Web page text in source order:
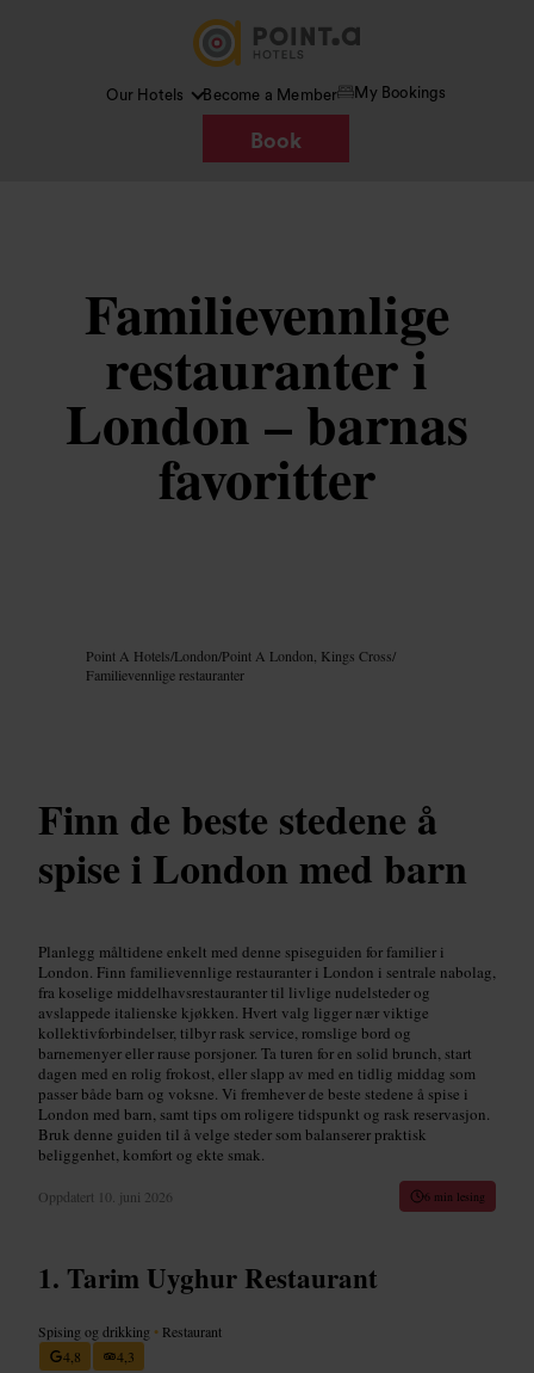
Our Hotels Become a Member My Bookings
Book
Familievennlige
restauranter i
London – barnas
favoritter
Point A Hotels/London/Point A London, Kings Cross/
Familievennlige restauranter
Finn de beste stedene å
spise i London med barn
Planlegg måltidene enkelt med denne spiseguiden for familier i
London. Finn familievennlige restauranter i London i sentrale nabolag,
fra koselige middelhavsrestauranter til livlige nudelsteder og
avslappede italienske kjøkken. Hvert valg ligger nær viktige
kollektivforbindelser, tilbyr rask service, romslige bord og
barnemenyer eller rause porsjoner. Ta turen for en solid brunch, start
dagen med en rolig frokost, eller slapp av med en tidlig middag som
passer både barn og voksne. Vi fremhever de beste stedene å spise i
London med barn, samt tips om roligere tidspunkt og rask reservasjon.
Bruk denne guiden til å velge steder som balanserer praktisk
beliggenhet, komfort og ekte smak.
Oppdatert 10. juni 2026 6 min lesing
Tarim Uyghur Restaurant
Spising og drikking • Restaurant
4,8
4,3